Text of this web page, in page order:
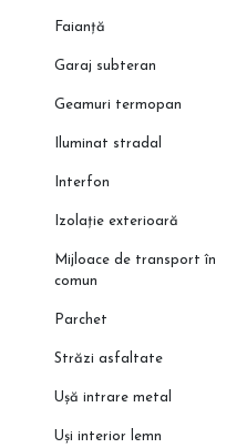
Faianță
Garaj subteran
Geamuri termopan
Iluminat stradal
Interfon
Izolație exterioară
Mijloace de transport în
comun
Parchet
Străzi asfaltate
Ușă intrare metal
Uși interior lemn